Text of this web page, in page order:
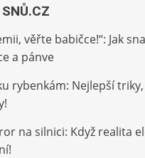
věřte babičce!“: Jak
a pánve
rybenkám: Nejlepší
na silnici: Když realita